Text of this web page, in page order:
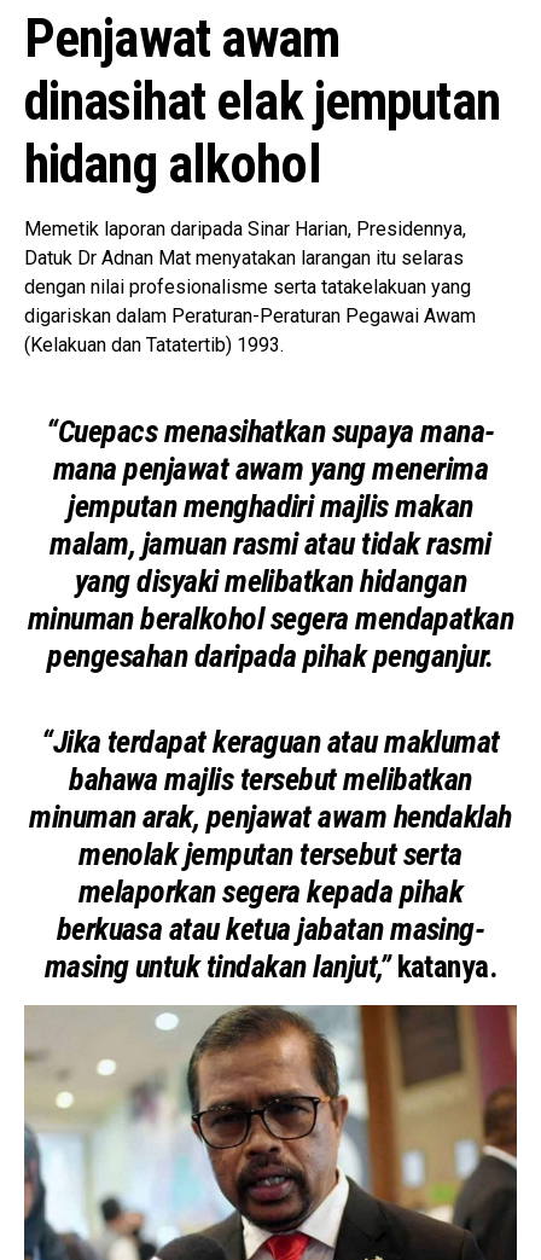
Penjawat awam
dinasihat elak jemputan
hidang alkohol
Memetik laporan daripada Sinar Harian, Presidennya,
Datuk Dr Adnan Mat menyatakan larangan itu selaras
dengan nilai profesionalisme serta tatakelakuan yang
digariskan dalam Peraturan-Peraturan Pegawai Awam
(Kelakuan dan Tatatertib) 1993.
“Cuepacs menasihatkan supaya mana-
mana penjawat awam yang menerima
jemputan menghadiri majlis makan
malam, jamuan rasmi atau tidak rasmi
yang disyaki melibatkan hidangan
minuman beralkohol segera mendapatkan
pengesahan daripada pihak penganjur.
“Jika terdapat keraguan atau maklumat
bahawa majlis tersebut melibatkan
minuman arak, penjawat awam hendaklah
menolak jemputan tersebut serta
melaporkan segera kepada pihak
berkuasa atau ketua jabatan masing-
masing untuk tindakan lanjut,”katanya.